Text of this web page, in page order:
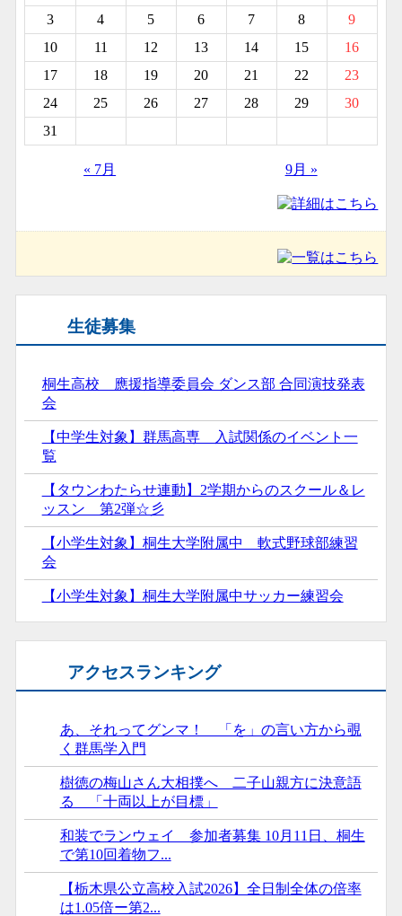
3
4 5 6 7 8
9
10
11 12 13 14 15
16
17
18 19 20 21 22
23
24
25 26 27 28 29
30
31
« 7月 9月 »
生徒募集
桐生高校 應援指導委員会 ダンス部 合同演技発表
会
【中学生対象】群馬高専 入試関係のイベント一
覧
【タウンわたらせ連動】2学期からのスクール＆レ
ッスン 第2弾☆彡
【小学生対象】桐生大学附属中 軟式野球部練習
会
【小学生対象】桐生大学附属中サッカー練習会
アクセスランキング
あ、それってグンマ！ 「を」の言い方から覗
く群馬学入門
樹徳の梅山さん大相撲へ 二子山親方に決意語
る 「十両以上が目標」
和装でランウェイ 参加者募集 10月11日、桐生
で第10回着物フ...
【栃木県公立高校入試2026】全日制全体の倍率
は1.05倍ー第2...